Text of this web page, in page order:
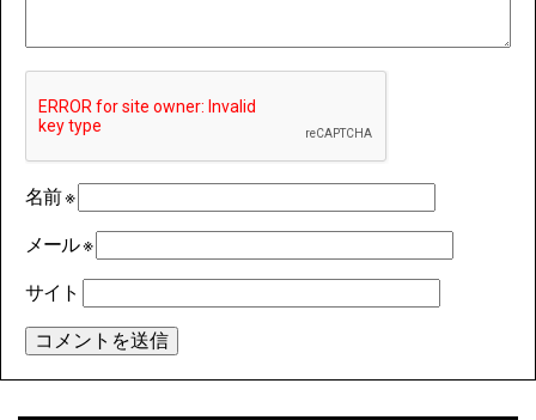
名前※
メール※
サイト